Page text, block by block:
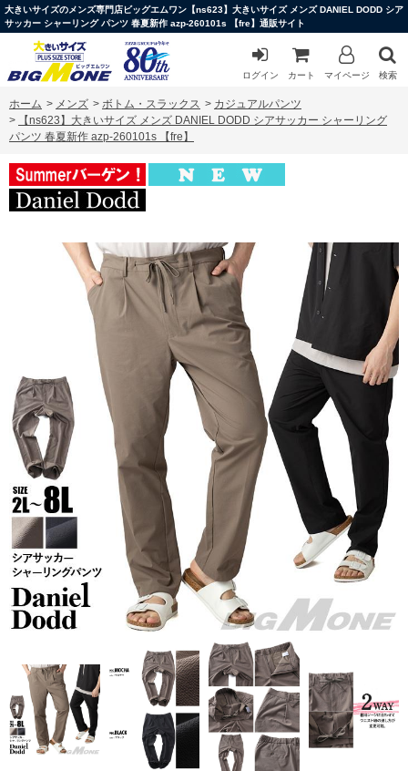
大きいサイズのメンズ専門店ビッグエムワン【ns623】大きいサイズ メンズ DANIEL DODD シア
サッカー シャーリング パンツ 春夏新作 azp-260101s 【fre】通販サイト
ログイン カート マイページ 検索
ホーム > メンズ > ボトム・スラックス > カジュアルパンツ
>
【ns623】大きいサイズ メンズ DANIEL DODD シアサッカー シャーリング
パンツ 春夏新作 azp-260101s 【fre】